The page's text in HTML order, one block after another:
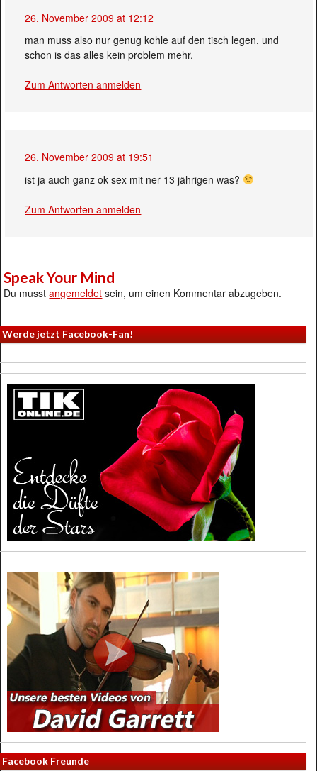
26. November 2009 at 12:12
man muss also nur genug kohle auf den tisch legen, und
schon is das alles kein problem mehr.
Zum Antworten anmelden
26. November 2009 at 19:51
ist ja auch ganz ok sex mit ner 13 jährigen was?
Zum Antworten anmelden
Speak Your Mind
Du musstangemeldet sein, um einen Kommentar abzugeben.
Werde jetzt Facebook-Fan!
Facebook Freunde